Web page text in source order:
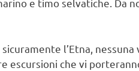
e timo selvatiche. Da
l’Etna,
escursioni che vi